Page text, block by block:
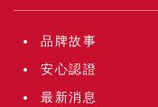
品牌故事
安心認證
最新消息